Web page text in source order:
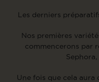
Les derniers
Nos premières
commencerons par
Sephora,
Une fois que cela aura